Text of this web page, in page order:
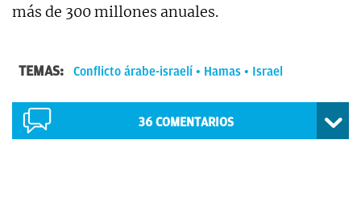
más de 300 millones anuales.
TEMAS: Conflicto árabe-israelí Hamas Israel
36 COMENTARIOS